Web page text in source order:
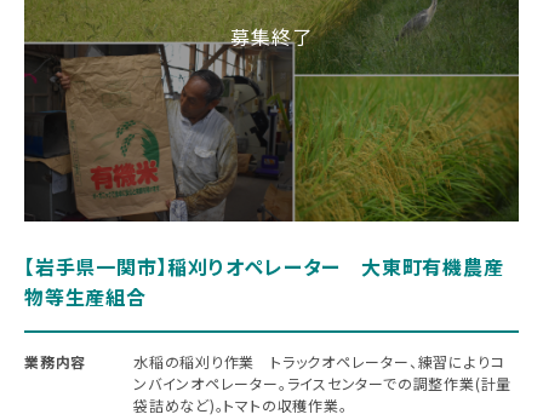
【岩手県一関市】稲刈りオペレーター 大東町有機農産
物等生産組合
業務内容
水稲の稲刈り作業 トラックオペレーター、練習によりコ
ンバインオペレーター。ライスセンターでの調整作業(計量
袋詰めなど)。トマトの収穫作業。